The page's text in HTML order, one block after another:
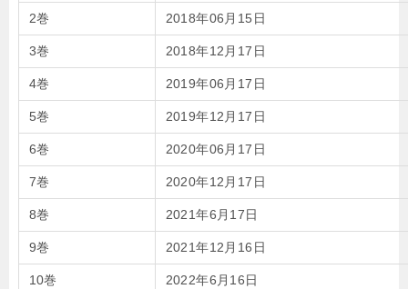
2巻 2018年06月15日
3巻 2018年12月17日
4巻 2019年06月17日
5巻 2019年12月17日
6巻 2020年06月17日
7巻 2020年12月17日
8巻 2021年6月17日
9巻 2021年12月16日
10巻 2022年6月16日